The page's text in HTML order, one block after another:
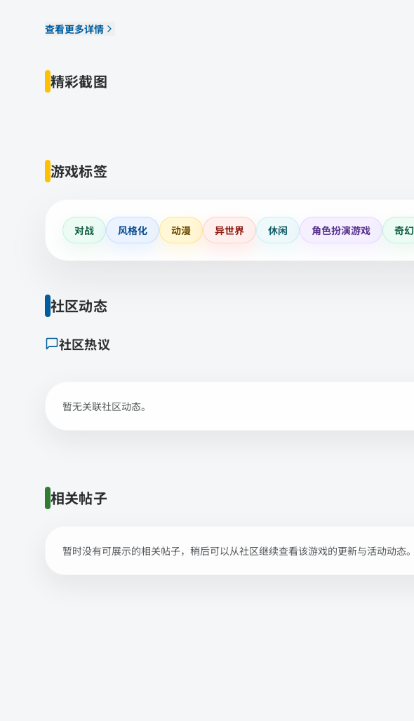
查看更多详情
精彩截图
游戏标签
对战 风格化 动漫 异世界 休闲 角色扮演游戏 奇幻
社区动态
社区热议
暂无关联社区动态。
相关帖子
暂时没有可展示的相关帖子，稍后可以从社区继续查看该游戏的更新与活动动态。